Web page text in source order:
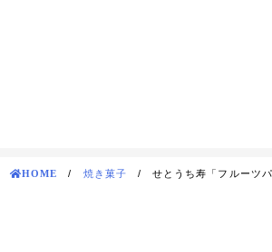
HOME / 焼き菓子 /せとうち寿「フルーツ